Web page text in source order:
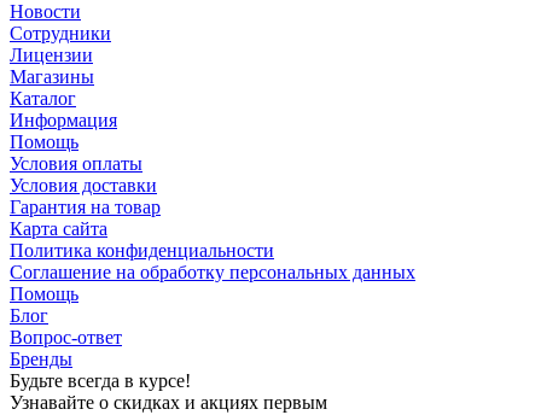
Новости
Сотрудники
Лицензии
Магазины
Каталог
Информация
Помощь
Условия оплаты
Условия доставки
Гарантия на товар
Карта сайта
Политика конфиденциальности
Соглашение на обработку персональных данных
Помощь
Блог
Вопрос-ответ
Бренды
Будьте всегда в курсе!
Узнавайте о скидках и акциях первым